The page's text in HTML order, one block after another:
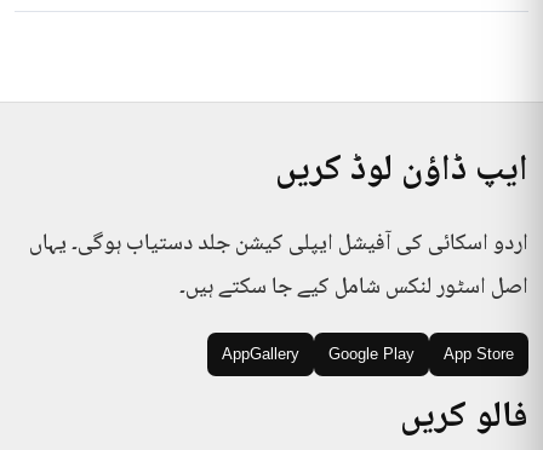
ایپ ڈاؤن لوڈ کریں
اردو اسکائی کی آفیشل ایپلی کیشن جلد دستیاب ہوگی۔ یہاں
اصل اسٹور لنکس شامل کیے جا سکتے ہیں۔
App Store
Google Play
AppGallery
فالو کریں